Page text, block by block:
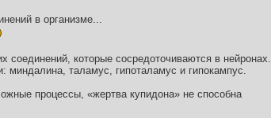
в организме...
которые сосредоточиваются в нейронах.
миндалина, таламус, гипоталамус и гипокампус.
процессы, «жертва купидона» не способна